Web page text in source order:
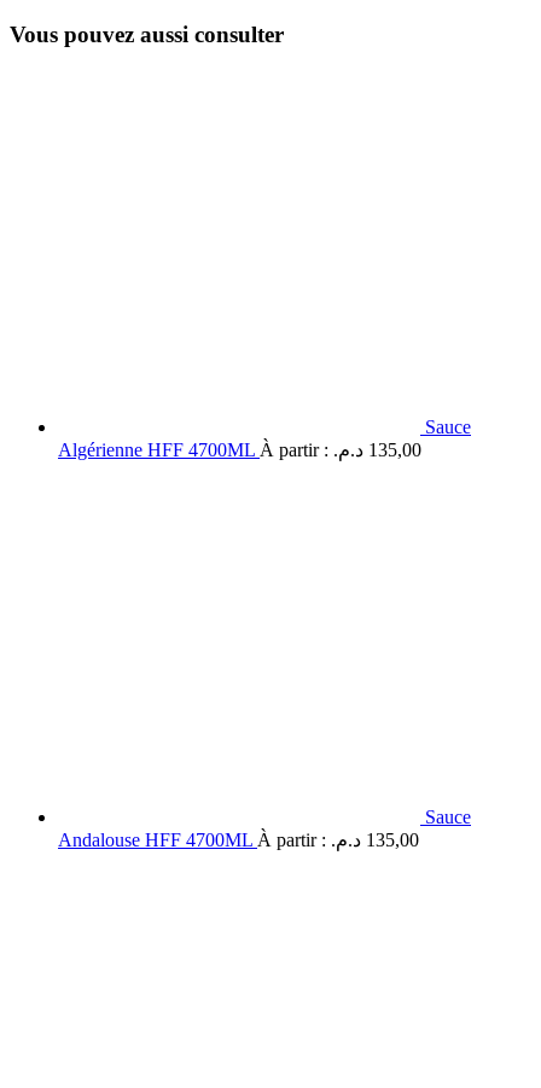
Vous pouvez aussi consulter
Sauce
Algérienne HFF 4700ML À partir : 135,00 د.م.
Sauce
Andalouse HFF 4700ML À partir : 135,00 د.م.